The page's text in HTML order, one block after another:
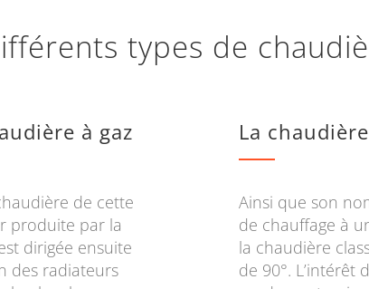
types de
à gaz
de cette
produite par la
dirigée ensuite
des radiateurs
La
Ainsi que son
de chauffage à
la chaudière
de 90°. L’intérêt